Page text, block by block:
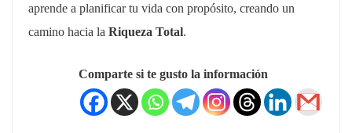
aprende a planificar tu vida con propósito, creando un
camino hacia la Riqueza Total.
Comparte si te gusto la información